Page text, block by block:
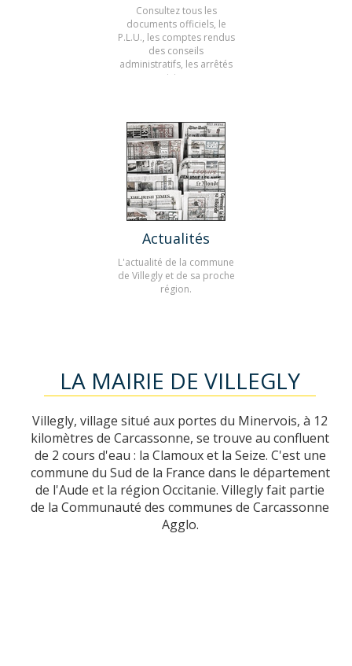
Consultez tous les
documents officiels, le
P.L.U., les comptes rendus
des conseils
administratifs, les arrêtés
municipaux...
Actualités
L'actualité de la commune
de Villegly et de sa proche
région.
LA MAIRIE DE VILLEGLY
Villegly, village situé aux portes du Minervois, à 12
kilomètres de Carcassonne, se trouve au confluent
de 2 cours d'eau : la Clamoux et la Seize. C'est une
commune du Sud de la France dans le département
de l'Aude et la région Occitanie. Villegly fait partie
de la Communauté des communes de Carcassonne
Agglo.